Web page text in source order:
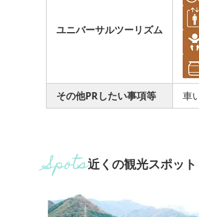
ユニバーサルツーリズム
その他PRしたい事項等 車
近くの観光スポット